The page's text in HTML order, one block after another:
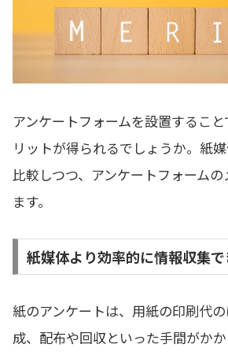
アンケートフォームを設置するこ
リットが得られるでしょうか。紙
比較しつつ、アンケートフォーム
ます。
紙媒体より効率的に情報収集で
紙のアンケートは、用紙の印刷代
成、配布や回収といった手間がかか